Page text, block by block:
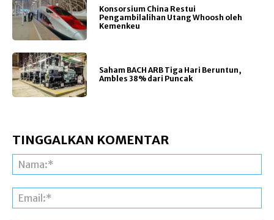
Konsorsium China Restui
Pengambilalihan Utang Whoosh oleh
Kemenkeu
Saham BACH ARB Tiga Hari Beruntun,
Ambles 38% dari Puncak
TINGGALKAN KOMENTAR